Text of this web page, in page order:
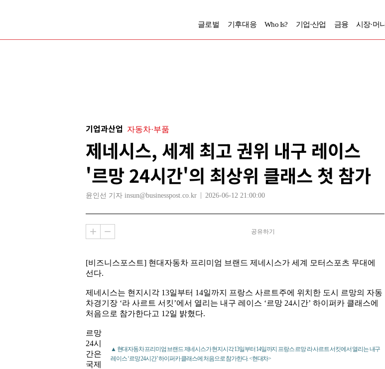
글로벌 기후대응 Who Is? 기업·산업 금융 시장·머니
기업과산업 자동차·부품
제네시스, 세계 최고 권위 내구 레이스
'르망 24시간'의 최상위 클래스 첫 참가
윤인선 기자 insun@businesspost.co.kr 2026-06-12 21:00:00
공유하기
[비즈니스포스트] 현대자동차 프리미엄 브랜드 제네시스가 세계 모터스포츠 무대에
선다.
제네시스는 현지시각 13일부터 14일까지 프랑스 사르트주에 위치한 도시 르망의 자동
차경기장 ‘라 사르트 서킷’에서 열리는 내구 레이스 ‘르망 24시간’ 하이퍼카 클래스에
처음으로 참가한다고 12일 밝혔다.
▲ 현대자동차 프리미엄 브랜드 제네시스가 현지시각 13일부터 14일까지 프랑스 르망 라 사르트 서킷에서 열리는 내구
레이스 ‘르망 24시간’ 하이퍼카 클래스에 처음으로 참가한다. <현대차>
르망
24시
간은
국제